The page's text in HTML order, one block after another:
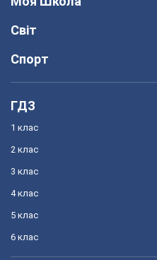
Світ
Спорт
ГДЗ
1 клас
2 клас
3 клас
4 клас
5 клас
6 клас